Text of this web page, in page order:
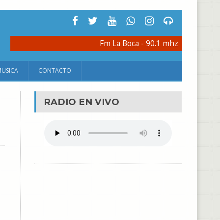
Fm La Boca - 90.1 mhz
CONTACTO
RADIO EN VIVO